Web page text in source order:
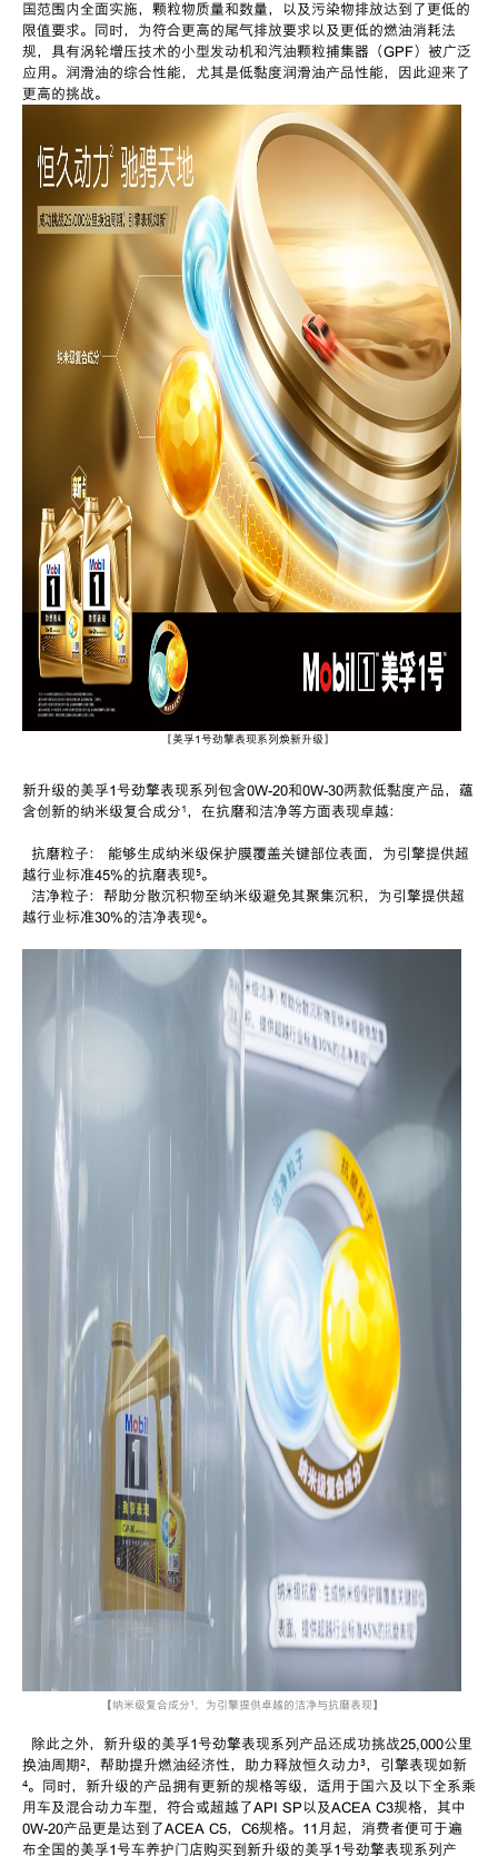
国范围内全面实施，颗粒物质量和数量，以及污染物排放达到了更低的
限值要求。同时，为符合更高的尾气排放要求以及更低的燃油消耗法
规，具有涡轮增压技术的小型发动机和汽油颗粒捕集器（GPF）被广泛
应用。润滑油的综合性能，尤其是低黏度润滑油产品性能，因此迎来了
更高的挑战。
【美孚1号劲擎表现系列焕新升级】
新升级的美孚1号劲擎表现系列包含0W-20和0W-30两款低黏度产品，蕴
含创新的纳米级复合成分¹，在抗磨和洁净等方面表现卓越：
抗磨粒子： 能够生成纳米级保护膜覆盖关键部位表面，为引擎提供超
越行业标准45%的抗磨表现⁵。
洁净粒子：帮助分散沉积物至纳米级避免其聚集沉积，为引擎提供超
越行业标准30%的洁净表现⁶。
【纳米级复合成分¹，为引擎提供卓越的洁净与抗磨表现】
除此之外，新升级的美孚1号劲擎表现系列产品还成功挑战25,000公里
换油周期²，帮助提升燃油经济性，助力释放恒久动力³，引擎表现如新
⁴。同时，新升级的产品拥有更新的规格等级，适用于国六及以下全系乘
用车及混合动力车型，符合或超越了API SP以及ACEA C3规格，其中
0W-20产品更是达到了ACEA C5， C6规格。 11 月起，消费者便可于遍
布全国的美孚1号车养护门店购买到新升级的美孚1号劲擎表现系列产